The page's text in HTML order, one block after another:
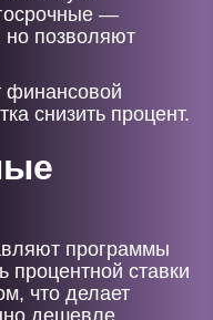
—
позволяют
финансовой
снизить процент.
программы
процентной ставки
что делает
дешевле